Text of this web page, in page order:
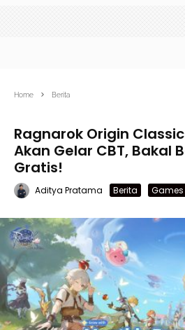
Home Berita
Ragnarok Origin
Akan Gelar CBT, Bakal
Gratis!
Aditya Pratama Berita Games